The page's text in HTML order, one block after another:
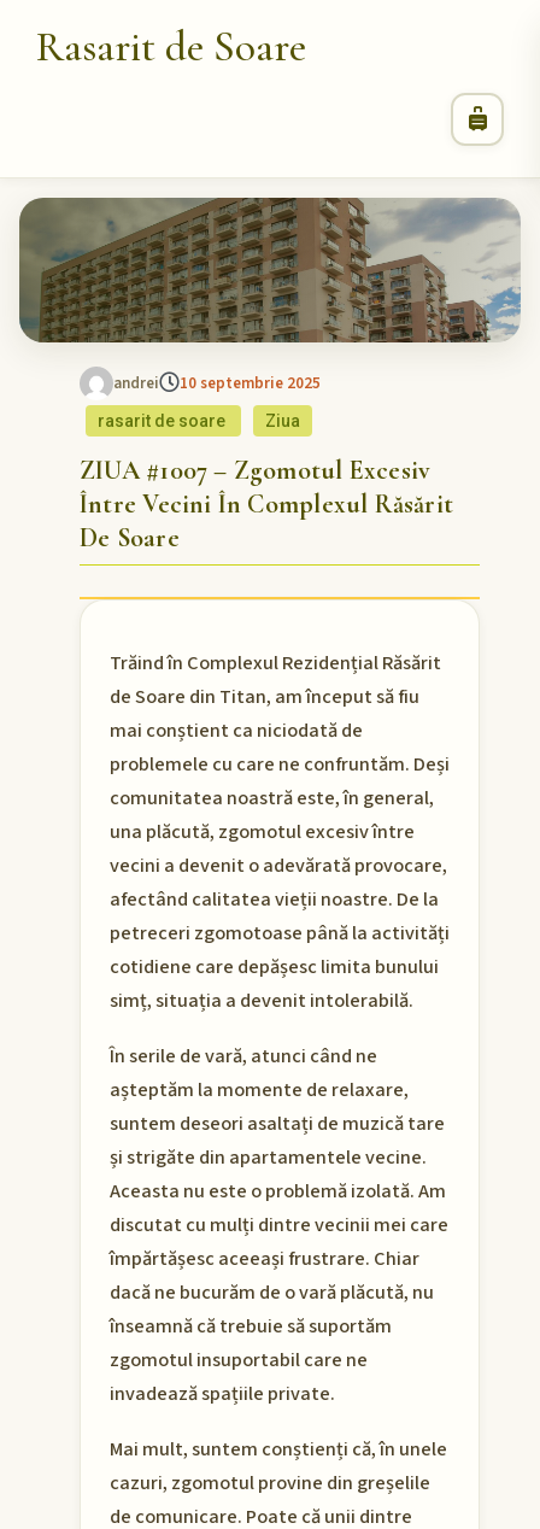
Rasarit de Soare
andrei 10 septembrie 2025
rasarit de soare Ziua
ZIUA #1007 – Zgomotul Excesiv
Între Vecini În Complexul Răsărit
De Soare
Trăind în Complexul Rezidențial Răsărit
de Soare din Titan, am început să fiu
mai conștient ca niciodată de
problemele cu care ne confruntăm. Deși
comunitatea noastră este, în general,
una plăcută, zgomotul excesiv între
vecini a devenit o adevărată provocare,
afectând calitatea vieții noastre. De la
petreceri zgomotoase până la activități
cotidiene care depășesc limita bunului
simț, situația a devenit intolerabilă.
În serile de vară, atunci când ne
așteptăm la momente de relaxare,
suntem deseori asaltați de muzică tare
și strigăte din apartamentele vecine.
Aceasta nu este o problemă izolată. Am
discutat cu mulți dintre vecinii mei care
împărtășesc aceeași frustrare. Chiar
dacă ne bucurăm de o vară plăcută, nu
înseamnă că trebuie să suportăm
zgomotul insuportabil care ne
invadează spațiile private.
Mai mult, suntem conștienți că, în unele
cazuri, zgomotul provine din greșelile
de comunicare. Poate că unii dintre